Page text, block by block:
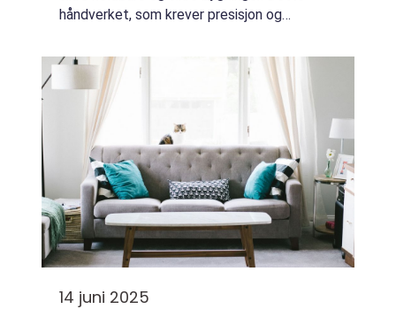
håndverket, som krever presisjon og
boliger mot elementene og fo...
14 juni 2025